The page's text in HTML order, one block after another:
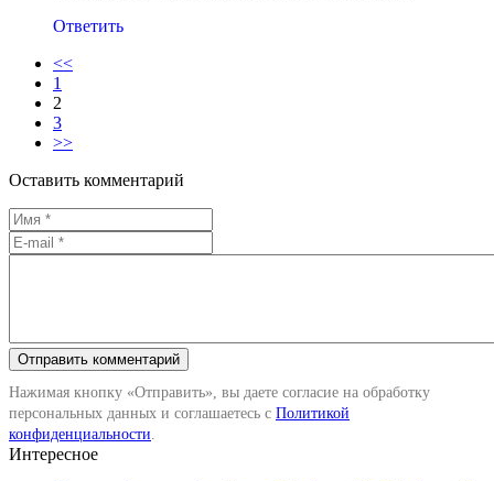
Ответить
<<
1
2
3
>>
Оставить комментарий
Нажимая кнопку «Отправить», вы даете согласие на обработку
персональных данных и соглашаетесь с Политикой
конфиденциальности.
Интересное